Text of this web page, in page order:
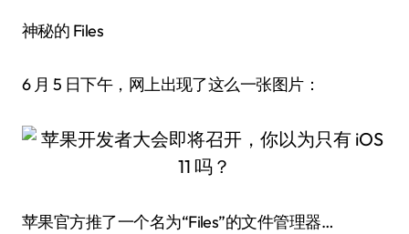
神秘的 Files
6 月 5 日下午，网上出现了这么一张图片：
苹果官方推了一个名为“Files”的文件管理器…